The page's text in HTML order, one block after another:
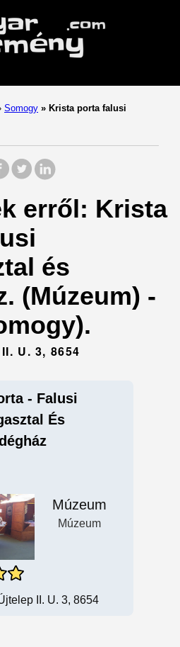
Somogy » Krista porta falusi
erről: Krista
és
(Múzeum) -
U. 3, 8654
- Falusi
És
Múzeum
Múzeum
II. U. 3, 8654